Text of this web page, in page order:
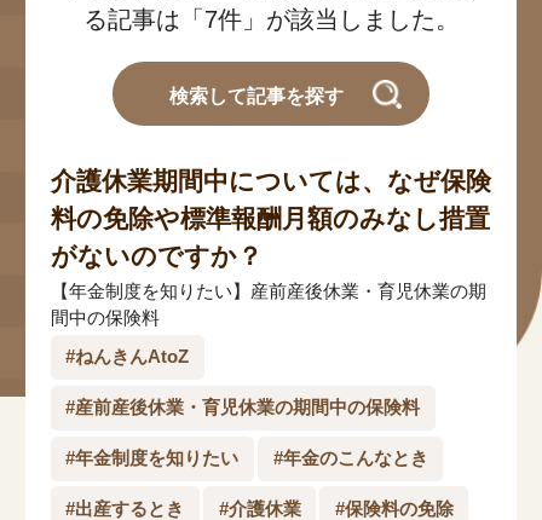
人気#タグ「5選」
#年金広報
#くらしすとEYE(年金)
#ねんきんAtoZ
#年金のこんなとき
#年金講座
「年金」に関する記事
る記事は「7件」が該当しました。
検索して記事を探す
介護休業期間中については、なぜ保険
料の免除や標準報酬月額のみなし措置
がないのですか？
【年金制度を知りたい】産前産後休業・育児休業の期
間中の保険料
#ねんきんAtoZ
#産前産後休業・育児休業の期間中の保険料
#年金制度を知りたい #年金のこんなとき
#出産するとき #介護休業 #保険料の免除